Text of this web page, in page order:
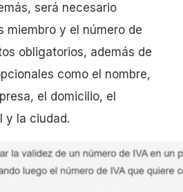
será necesario
miembro y el número de
obligatorios, además de
como el nombre,
el domicilio, el
y la ciudad.